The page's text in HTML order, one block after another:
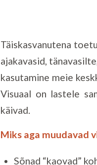
Täiskasvanutena
ajakavasid,
kasutamine meie
Visuaal on lastele
käivad.
Miks aga muudavad
Sõnad “kaovad”